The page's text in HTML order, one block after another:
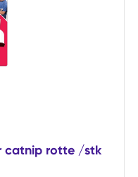
catnip rotte /stk